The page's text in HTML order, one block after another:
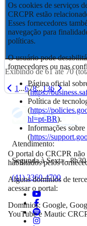
Exibindo de61até70
1...678...136
Atendimento:
Segunda à Sexta -
(41) 3360-4700
Os cookies de serviços
CRCPR estão
Esses fornecedores
navegação para
políticas.
O usuário pode
fornecedores ou nas
Página oficial
(https://
Política de
(https://
hl=pt-BR).
Informações
(https://
O portal do CRCPR não
habilitados pelos
Alguns domínios de
acessar o portal:
Domínios: Google,
YouTube e Mautic